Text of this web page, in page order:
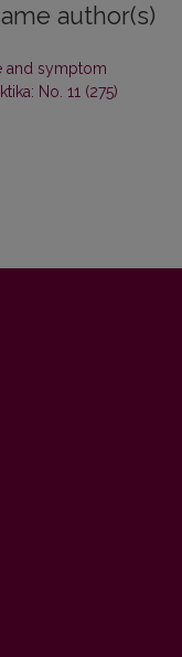
author(s)
and symptom
No. 11 (275)